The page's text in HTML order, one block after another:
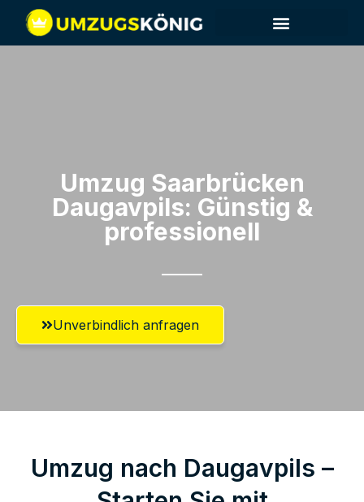
Umzug Saarbrücken​
Daugavpils: Günstig &
professionell​
Unverbindlich anfragen
Umzug nach Daugavpils –